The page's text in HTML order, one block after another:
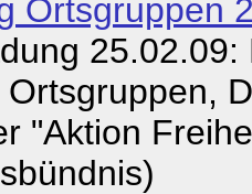
Ortsgruppen
25.02.09:
Ortsgruppen,
"Aktion